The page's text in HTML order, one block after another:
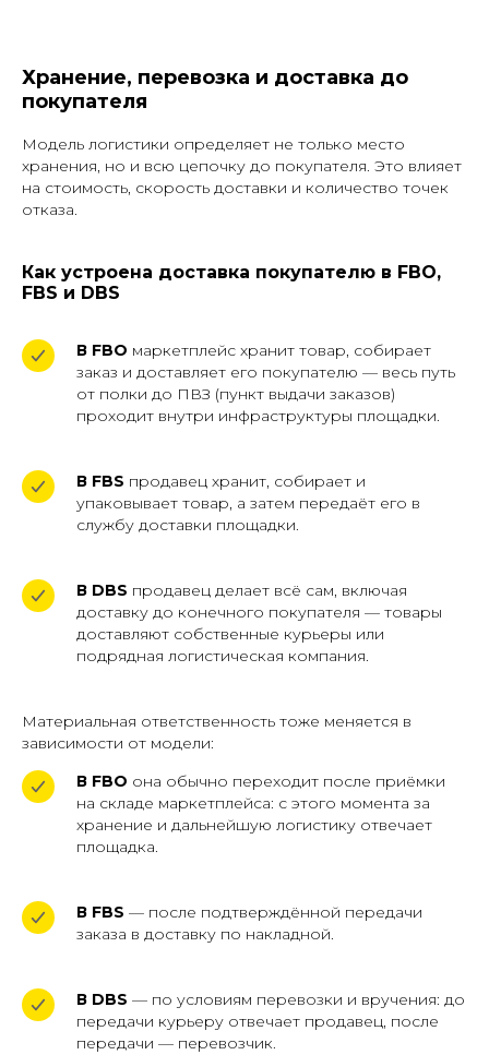
Хранение, перевозка и доставка до
покупателя
Модель логистики определяет не только место
хранения, но и всю цепочку до покупателя. Это влияет
на стоимость, скорость доставки и количество точек
отказа.
Как устроена доставка покупателю в FBO,
FBS и DBS
В FBO маркетплейс хранит товар, собирает
заказ и доставляет его покупателю — весь путь
от полки до ПВЗ (пункт выдачи заказов)
проходит внутри инфраструктуры площадки.
В FBS продавец хранит, собирает и
упаковывает товар, а затем передаёт его в
службу доставки площадки.
В DBS продавец делает всё сам, включая
доставку до конечного покупателя — товары
доставляют собственные курьеры или
подрядная логистическая компания.
Материальная ответственность тоже меняется в
зависимости от модели:
В FBO она обычно переходит после приёмки
на складе маркетплейса: с этого момента за
хранение и дальнейшую логистику отвечает
площадка.
В FBS — после подтверждённой передачи
заказа в доставку по накладной.
В DBS — по условиям перевозки и вручения: до
передачи курьеру отвечает продавец, после
передачи — перевозчик.